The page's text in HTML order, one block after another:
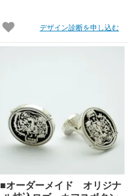
デザイン診断を申し込む
■オーダーメイド オリジナ